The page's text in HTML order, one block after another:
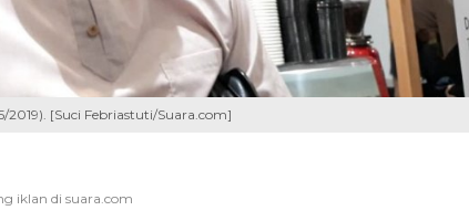
2019). [Suci Febriastuti/Suara.com]